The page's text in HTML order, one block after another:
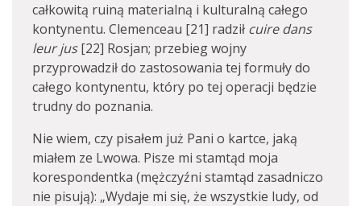
całkowitą ruiną materialną i kulturalną całego
kontynentu. Clemenceau [21] radził cuire dans
leur jus[22] Rosjan; przebieg wojny
przyprowadził do zastosowania tej formuły do
całego kontynentu, który po tej operacji będzie
trudny do poznania.
Nie wiem, czy pisałem już Pani o kartce, jaką
miałem ze Lwowa. Pisze mi stamtąd moja
korespondentka (mężczyźni stamtąd zasadniczo
nie pisują): „Wydaje mi się, że wszystkie ludy, od